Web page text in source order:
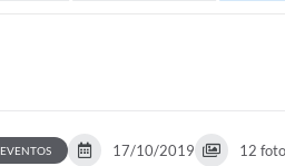
EVENTOS 17/10/2019 12